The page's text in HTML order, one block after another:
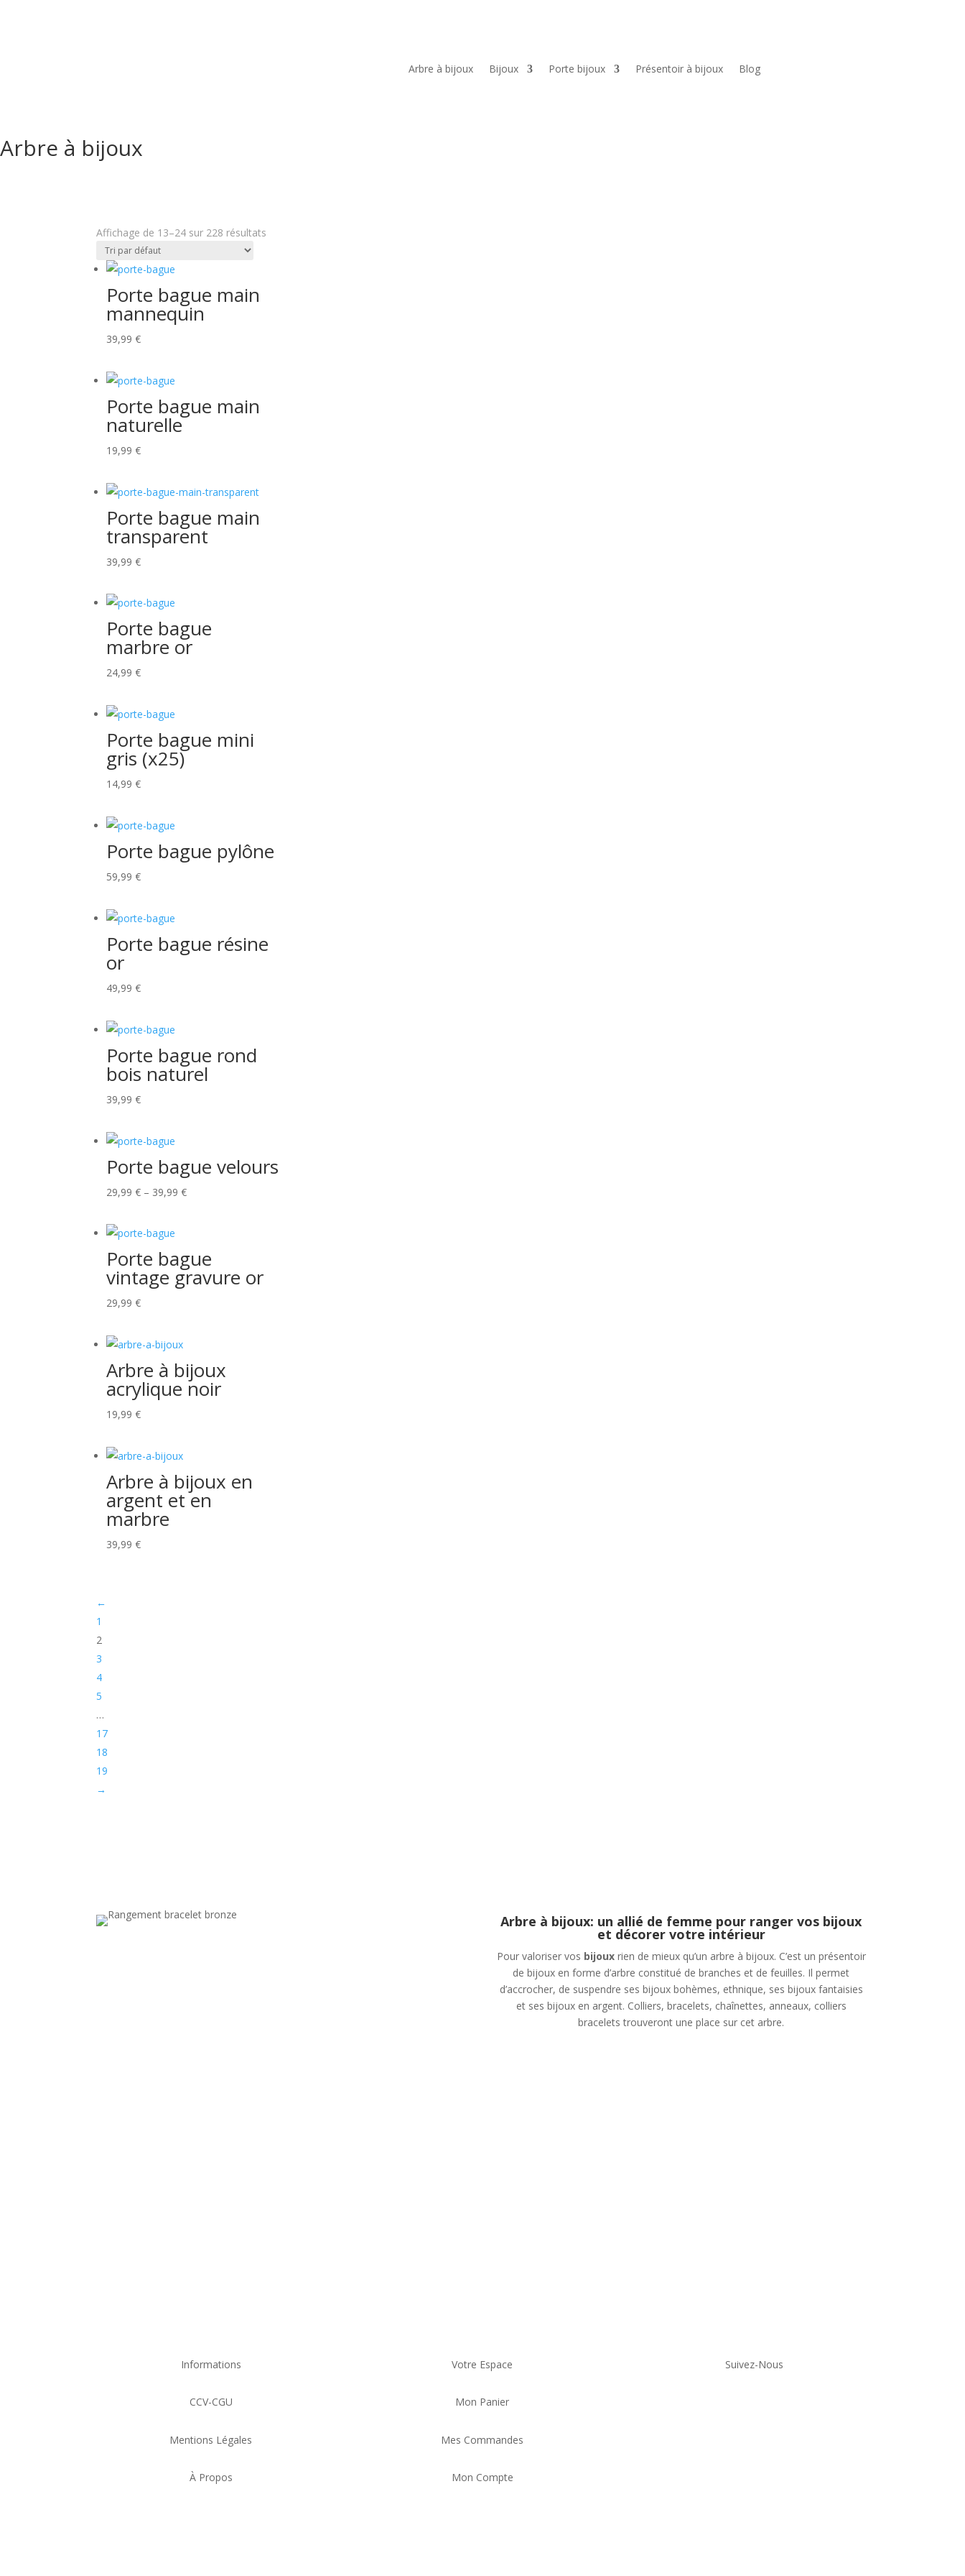
Arbre à bijoux Bijoux Porte bijoux Présentoir à bijoux Blog
Arbre à bijoux
Affichage de 13–24 sur 228 résultats
Porte bague main
mannequin
39,99€
Porte bague main
naturelle
19,99€
Porte bague main
transparent
39,99€
Porte bague
marbre or
24,99€
Porte bague mini
gris (x25)
14,99€
Porte bague pylône
59,99€
Porte bague résine
or
49,99€
Porte bague rond
bois naturel
39,99€
Porte bague velours
29,99€ – 39,99€
Porte bague
vintage gravure or
29,99€
Arbre à bijoux
acrylique noir
19,99€
Arbre à bijoux en
argent et en
marbre
39,99€
←
1
2
3
4
5
…
17
18
19
→
Arbre à bijoux: un allié de femme pour ranger vos bijoux
et décorer votre intérieur
Pour valoriser vos bijouxrien de mieux qu’un arbre à bijoux. C’est un présentoir
de bijoux en forme d’arbre constitué de branches et de feuilles. Il permet
d’accrocher, de suspendre ses bijoux bohèmes, ethnique, ses bijoux fantaisies
et ses bijoux en argent. Colliers, bracelets, chaînettes, anneaux, colliers
bracelets trouveront une place sur cet arbre.
Informations
CCV-CGU
Mentions Légales
À Propos
Votre Espace
Mon Panier
Mes Commandes
Mon Compte
Suivez-Nous